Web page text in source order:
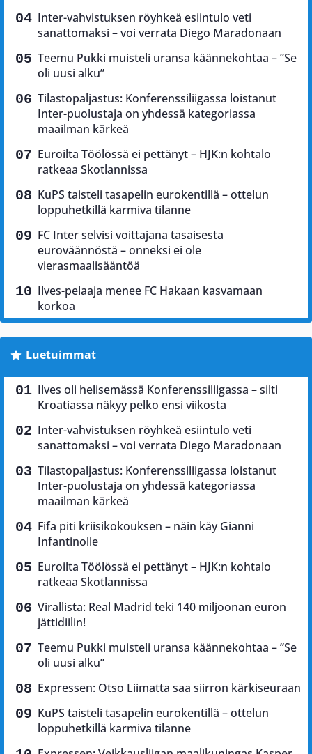
Inter-vahvistuksen röyhkeä esiintulo veti
sanattomaksi – voi verrata Diego Maradonaan
Teemu Pukki muisteli uransa käännekohtaa – ”Se
oli uusi alku”
Tilastopaljastus: Konferenssiliigassa loistanut
Inter-puolustaja on yhdessä kategoriassa
maailman kärkeä
Euroilta Töölössä ei pettänyt – HJK:n kohtalo
ratkeaa Skotlannissa
KuPS taisteli tasapelin eurokentillä – ottelun
loppuhetkillä karmiva tilanne
FC Inter selvisi voittajana tasaisesta
euroväännöstä – onneksi ei ole
vierasmaalisääntöä
Ilves-pelaaja menee FC Hakaan kasvamaan
korkoa
Luetuimmat
Ilves oli helisemässä Konferenssiliigassa – silti
Kroatiassa näkyy pelko ensi viikosta
Inter-vahvistuksen röyhkeä esiintulo veti
sanattomaksi – voi verrata Diego Maradonaan
Tilastopaljastus: Konferenssiliigassa loistanut
Inter-puolustaja on yhdessä kategoriassa
maailman kärkeä
Fifa piti kriisikokouksen – näin käy Gianni
Infantinolle
Euroilta Töölössä ei pettänyt – HJK:n kohtalo
ratkeaa Skotlannissa
Virallista: Real Madrid teki 140 miljoonan euron
jättidiilin!
Teemu Pukki muisteli uransa käännekohtaa – ”Se
oli uusi alku”
Expressen: Otso Liimatta saa siirron kärkiseuraan
KuPS taisteli tasapelin eurokentillä – ottelun
loppuhetkillä karmiva tilanne